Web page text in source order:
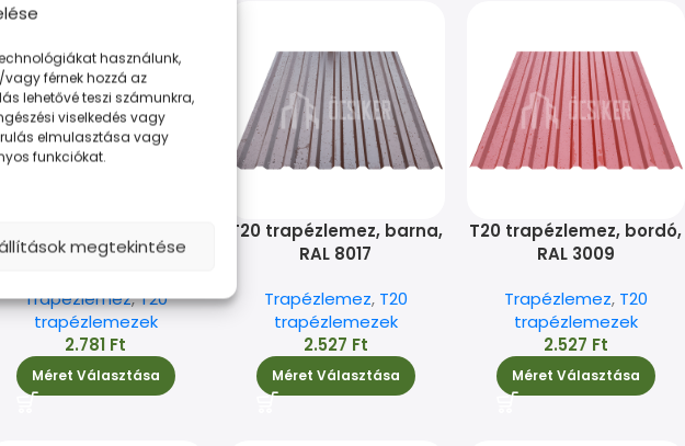
használunk,
férnek hozzá az
lehetővé teszi számunkra,
viselkedés vagy
elmulasztása vagy
funkciókat.
megtekintése
MATT, RAL 8017 MATT
Trapézlemez,T20
trapézlemezek
2.781 Ft
Méret Választása
T20 trapézlemez, barna,
RAL 8017
Trapézlemez, T20
trapézlemezek
2.527 Ft
Méret Választása
T20 trapézlemez, bordó,
RAL 3009
Trapézlemez, T20
trapézlemezek
2.527 Ft
Méret Választása